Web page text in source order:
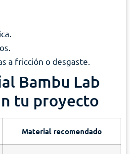
a fricción o desgaste.
Bambu Lab
tu proyecto
Material recomendado